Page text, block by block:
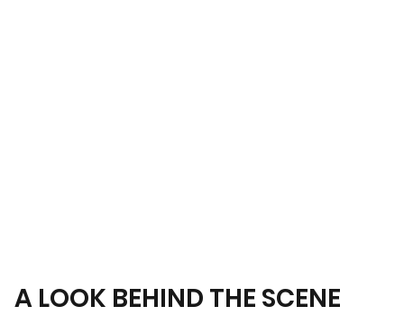
A LOOK BEHIND THE SCENE